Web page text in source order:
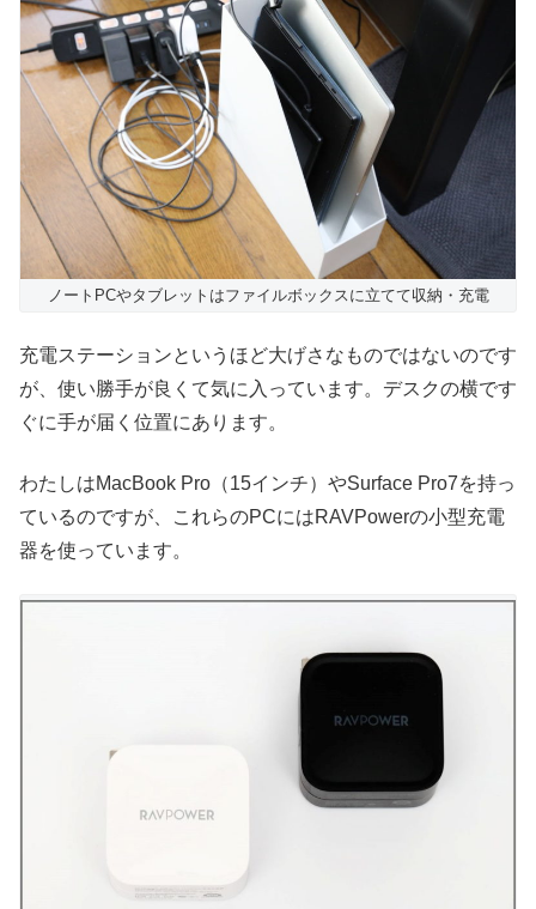
ノートPCやタブレットはファイルボックスに立てて収納・充電
充電ステーションというほど大げさなものではないのです
が、使い勝手が良くて気に入っています。デスクの横です
ぐに手が届く位置にあります。
わたしはMacBook Pro（15インチ）やSurface Pro7を持っ
ているのですが、これらのPCにはRAVPowerの小型充電
器を使っています。